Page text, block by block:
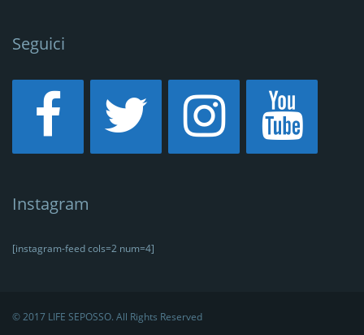
Seguici
Instagram
[instagram-feed cols=2 num=4]
© 2017 LIFE SEPOSSO. All Rights Reserved